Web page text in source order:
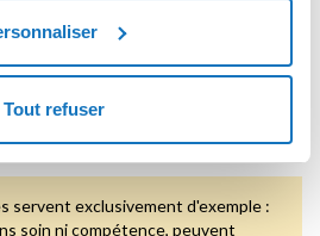
Tout refuser
vous que pour utiliser la fonction
de l'hyperviseurutilisé (VMware /
installés sur le serveur
servent exclusivement d'exemple :
soin ni compétence, peuvent